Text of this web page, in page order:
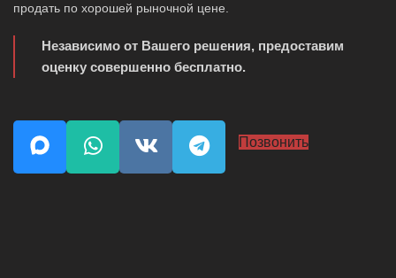
продать по хорошей рыночной цене.
Независимо от Вашего решения, предоставим
оценку совершенно бесплатно.
Позвонить